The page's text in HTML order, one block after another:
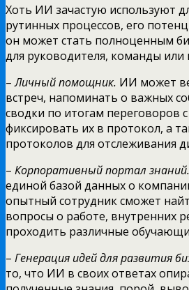
Хоть ИИ зачастую используют
рутинных процессов, его
он может стать полноценным
для руководителя, команды
–Личный помощник. ИИ может
встреч, напоминать о важных
сводки по итогам переговоров
фиксировать их в протокол, а
протоколов для отслеживания
– Корпоративный портал знаний.
единой базой данных о
опытный сотрудник сможет
вопросы о работе, внутренних
проходить различные
– Генерация идей для развития
то, что ИИ в своих ответах